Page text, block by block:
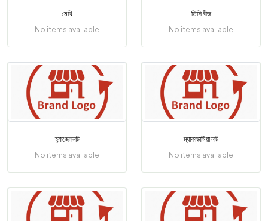
মেথি
No items available
তিসি বীজ
No items available
হ্যাজেলনাট
No items available
ম্যাকাডামিয়া নাট
No items available